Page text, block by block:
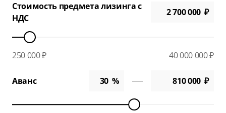
Стоимость предмета лизинга с
НДС
250 000 ₽ 40 000 000 ₽
Аванс